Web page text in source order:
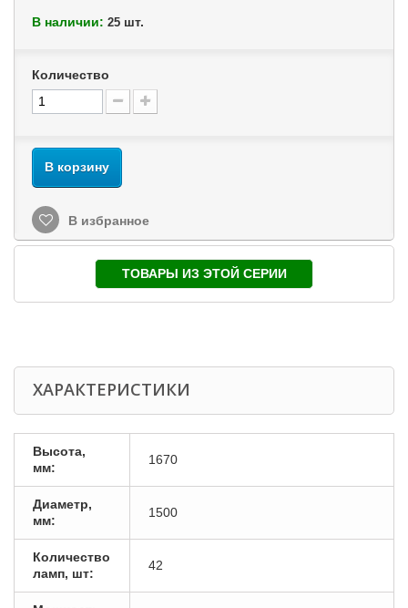
В наличии: 25 шт.
Количество
В корзину
В избранное
ТОВАРЫ ИЗ ЭТОЙ СЕРИИ
ХАРАКТЕРИСТИКИ
Высота,
мм:
1670
Диаметр,
мм:
1500
Количество
ламп, шт:
42